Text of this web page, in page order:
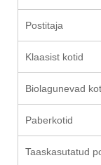
Postitaja
Klaasist kotid
Biolagunevad
Paberkotid
Taaskasutatud